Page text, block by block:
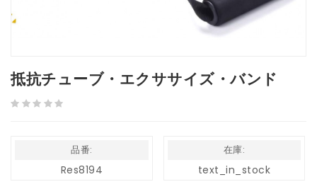
抵抗チューブ・エクササイズ・バンド
品番:
Res8194
在庫:
text_in_stock